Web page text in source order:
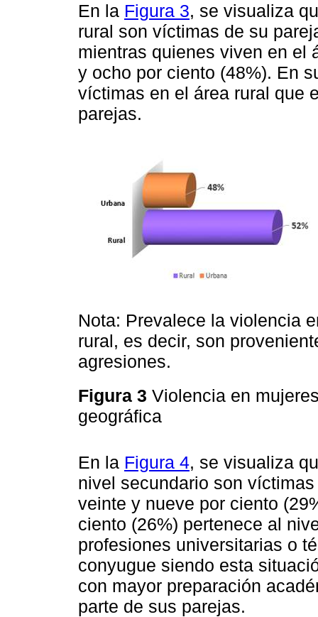
En la Figura 3, se visualiza
rural son víctimas de su
mientras quienes viven en el
y ocho por ciento (48%). En
víctimas en el área rural que
parejas.
Nota: Prevalece la violencia
rural, es decir, son
agresiones.
Figura 3 Violencia en
geográfica
En la Figura 4, se visualiza
nivel secundario son
veinte y nueve por ciento
ciento (26%) pertenece al
profesiones universitarias o
conyugue siendo esta
con mayor preparación
parte de sus parejas.